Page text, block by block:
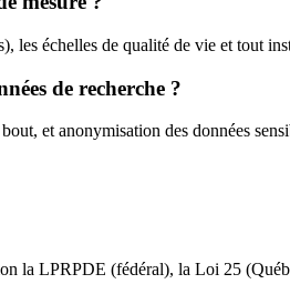
les échelles de qualité de vie et tout
de recherche ?
et anonymisation des données
la LPRPDE (fédéral), la Loi 25